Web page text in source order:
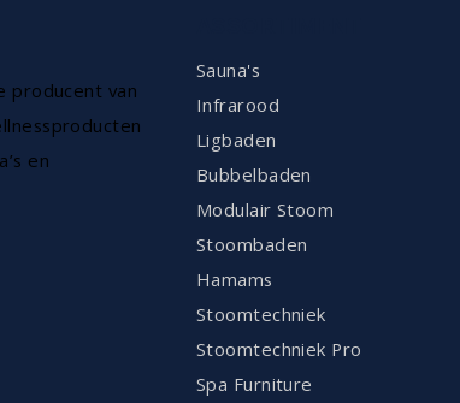
producent van
en
Sauna's
Infrarood
Ligbaden
Bubbelbaden
Modulair Stoom
Stoombaden
Hamams
Stoomtechniek
Stoomtechniek Pro
Spa Furniture